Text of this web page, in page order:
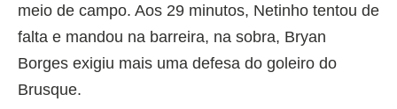
meio de campo. Aos 29 minutos, Netinho tentou de
falta e mandou na barreira, na sobra, Bryan
Borges exigiu mais uma defesa do goleiro do
Brusque.